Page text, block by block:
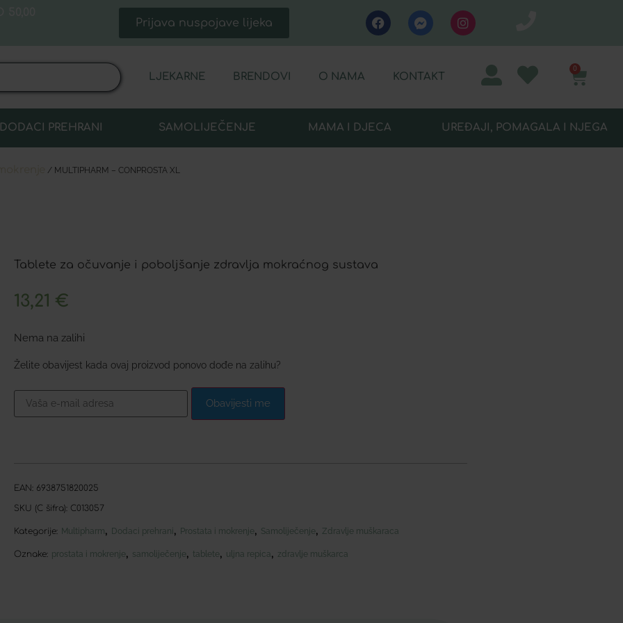
Prijava nuspojave lijeka
LJEKARNE BRENDOVI O NAMA KONTAKT
0
DODACI PREHRANI SAMOLIJEČENJE MAMA I DJECA UREĐAJI, POMAGALA I NJEGA
/ MULTIPHARM – CONPROSTA XL
Tablete za očuvanje i poboljšanje zdravlja mokraćnog sustava
13,21 €
Nema na zalihi
Želite obavijest kada ovaj proizvod ponovo dođe na zalihu?
Obavijesti me
EAN: 6938751820025
SKU (C šifra): C013057
Kategorije: Multipharm, Dodaci prehrani, Prostata i mokrenje, Samoliječenje, Zdravlje muškaraca
Oznake: prostata i mokrenje, samoliječenje, tablete, uljna repica, zdravlje muškarca